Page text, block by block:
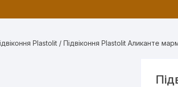
Plastolit / Підвіконня Plastolit Аликанте